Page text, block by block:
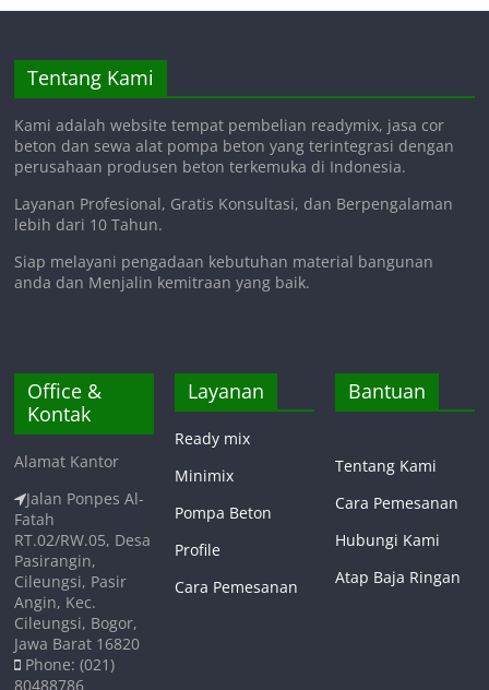
Tentang Kami
Kami adalah website tempat pembelian readymix, jasa cor
beton dan sewa alat pompa beton yang terintegrasi dengan
perusahaan produsen beton terkemuka di Indonesia.
Layanan Profesional, Gratis Konsultasi, dan Berpengalaman
lebih dari 10 Tahun.
Siap melayani pengadaan kebutuhan material bangunan
anda dan Menjalin kemitraan yang baik.
Office &
Kontak
Alamat Kantor
Jalan Ponpes Al-
Fatah
RT.02/RW.05, Desa
Pasirangin,
Cileungsi, Pasir
Angin, Kec.
Cileungsi, Bogor,
Jawa Barat 16820
Phone: (021)
80488786
Layanan
Ready mix
Minimix
Pompa Beton
Profile
Cara Pemesanan
Bantuan
Tentang Kami
Cara Pemesanan
Hubungi Kami
Atap Baja Ringan